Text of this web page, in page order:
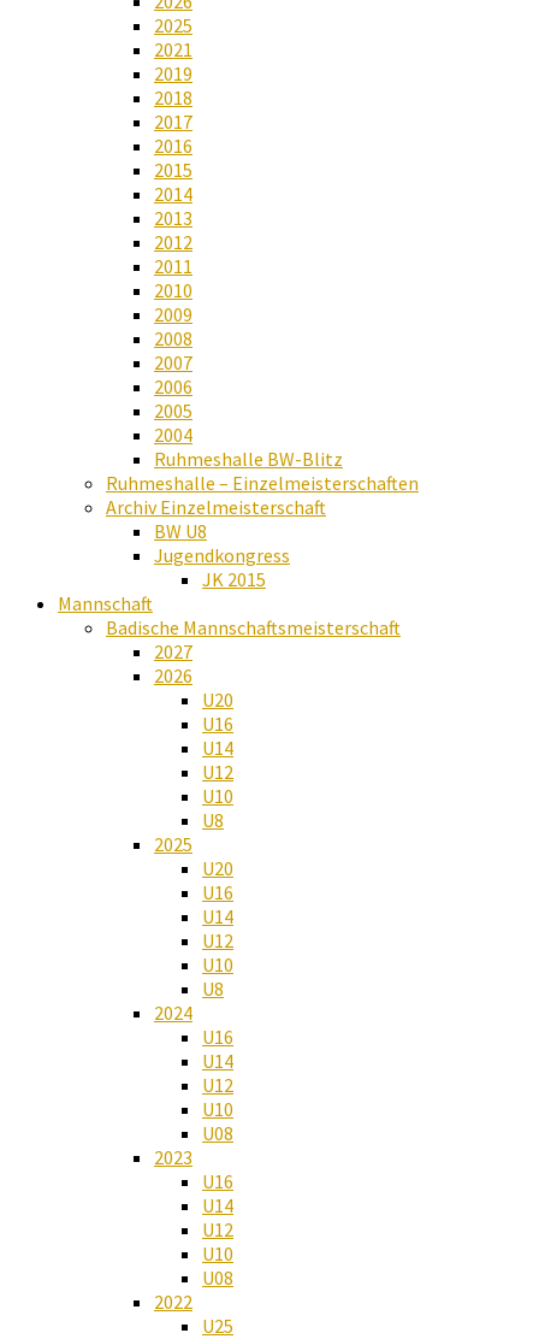
2025
2021
2019
2018
2017
2016
2015
2014
2013
2012
2011
2010
2009
2008
2007
2006
2005
2004
Ruhmeshalle BW-Blitz
Ruhmeshalle – Einzelmeisterschaften
Archiv Einzelmeisterschaft
BW U8
Jugendkongress
JK 2015
Mannschaft
Badische Mannschaftsmeisterschaft
2027
2026
U20
U16
U14
U12
U10
U8
2025
U20
U16
U14
U12
U10
U8
2024
U16
U14
U12
U10
U08
2023
U16
U14
U12
U10
U08
2022
U25